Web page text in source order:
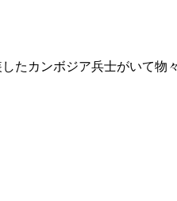
たカンボジア兵士がいて